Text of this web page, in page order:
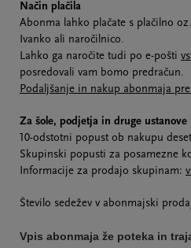
Način plačila
Abonma lahko plačate s plačilno
Ivanko ali naročilnico.
Lahko ga naročite tudi po e-pošti
posredovali vam bomo predračun.
Podaljšanje in nakup abonmaja
Za šole, podjetja in druge ustanove
10-odstotni popust ob nakupu
Skupinski popusti za posamezne
Informacije za prodajo skupinam:
Število sedežev v abonmajski
Vpis abonmaja že poteka in